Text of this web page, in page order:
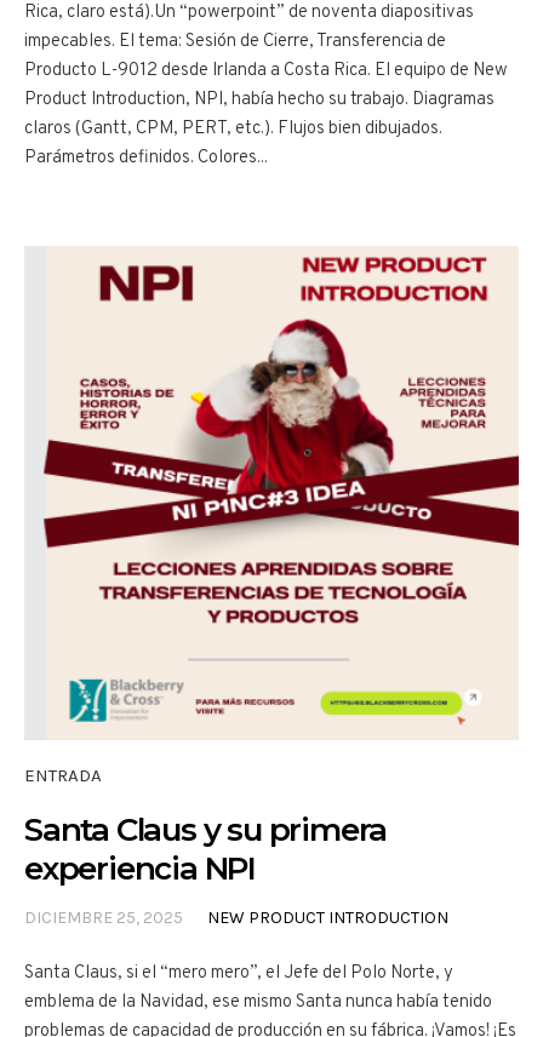
Rica, claro está).Un “powerpoint” de noventa diapositivas
impecables. El tema: Sesión de Cierre, Transferencia de
Producto L-9012 desde Irlanda a Costa Rica. El equipo de New
Product Introduction, NPI, había hecho su trabajo. Diagramas
claros (Gantt, CPM, PERT, etc.). Flujos bien dibujados.
Parámetros definidos. Colores...
ENTRADA
Santa Claus y su primera
experiencia NPI
DICIEMBRE 25, 2025 NEW PRODUCT INTRODUCTION
Santa Claus, si el “mero mero”, el Jefe del Polo Norte, y
emblema de la Navidad, ese mismo Santa nunca había tenido
problemas de capacidad de producción en su fábrica. ¡Vamos! ¡Es